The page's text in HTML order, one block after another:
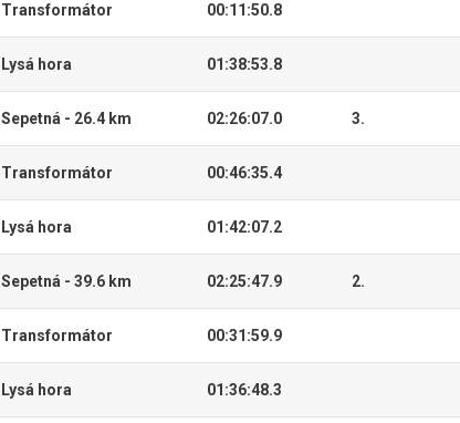
Transformátor 00:11:50.8
Lysá hora 01:38:53.8
Sepetná - 26.4 km 02:26:07.0 3.
Transformátor 00:46:35.4
Lysá hora 01:42:07.2
Sepetná - 39.6 km 02:25:47.9 2.
Transformátor 00:31:59.9
Lysá hora 01:36:48.3